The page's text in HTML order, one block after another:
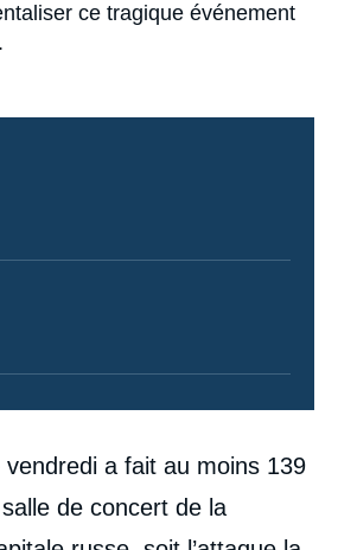
ce tragique événement
a fait au moins 139
de concert de la